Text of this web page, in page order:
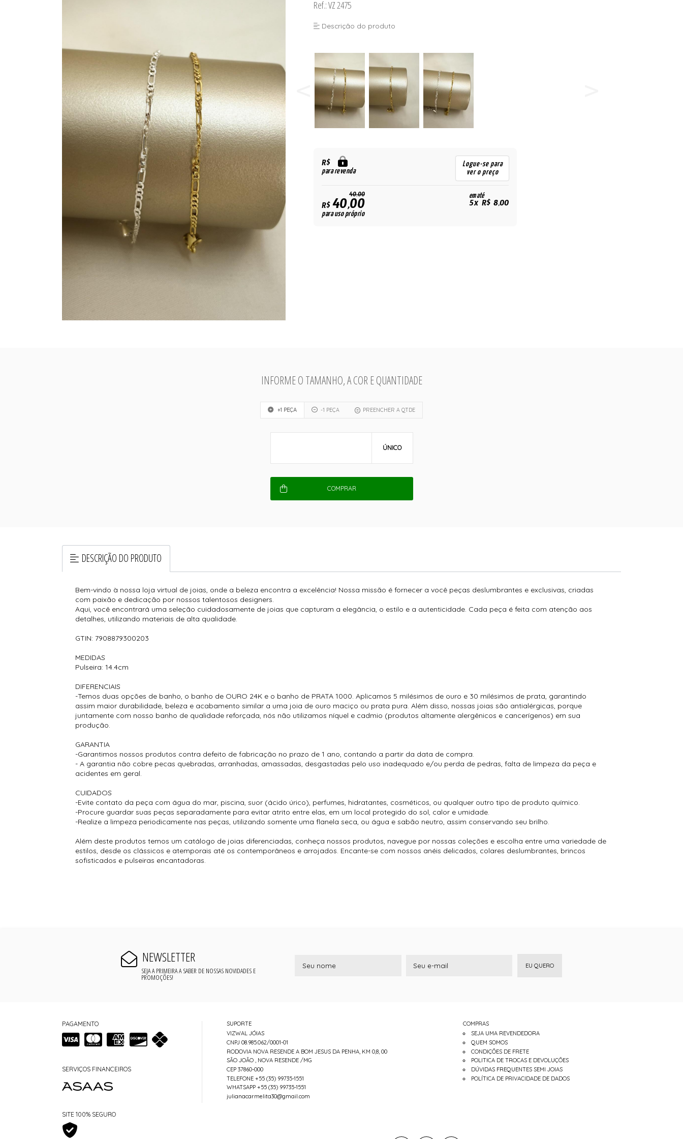
Ref.: VZ 2475
Descrição do produto
R$
para revenda
Logue-se para
ver o preço
40,00
R$40,00
para uso próprio
em até
5x R$ 8,00
INFORME O TAMANHO, A COR E QUANTIDADE
+1 PEÇA -1 PEÇA PREENCHER A QTDE
ÚNICO
COMPRAR
DESCRIÇÃO DO PRODUTO
Bem-vindo à nossa loja virtual de joias, onde a beleza encontra a excelência! Nossa missão é fornecer a você peças deslumbrantes e exclusivas, criadas
com paixão e dedicação por nossos talentosos designers.
Aqui, você encontrará uma seleção cuidadosamente de joias que capturam a elegância, o estilo e a autenticidade. Cada peça é feita com atenção aos
detalhes, utilizando materiais de alta qualidade.
GTIN: 7908879300203
MEDIDAS
Pulseira: 14.4cm
DIFERENCIAIS
-Temos duas opções de banho, o banho de OURO 24K e o banho de PRATA 1000. Aplicamos 5 milésimos de ouro e 30 milésimos de prata, garantindo
assim maior durabilidade, beleza e acabamento similar a uma joia de ouro maciço ou prata pura. Além disso, nossas joias são antialérgicas, porque
juntamente com nosso banho de qualidade reforçada, nós não utilizamos níquel e cadmio (produtos altamente alergênicos e cancerígenos) em sua
produção.
GARANTIA
-Garantimos nossos produtos contra defeito de fabricação no prazo de 1 ano, contando a partir da data de compra.
- A garantia não cobre pecas quebradas, arranhadas, amassadas, desgastadas pelo uso inadequado e/ou perda de pedras, falta de limpeza da peça e
acidentes em geral.
CUIDADOS
-Evite contato da peça com água do mar, piscina, suor (ácido úrico), perfumes, hidratantes, cosméticos, ou qualquer outro tipo de produto químico.
-Procure guardar suas peças separadamente para evitar atrito entre elas, em um local protegido do sol, calor e umidade.
-Realize a limpeza periodicamente nas peças, utilizando somente uma flanela seca, ou água e sabão neutro, assim conservando seu brilho.
Além deste produtos temos um catálogo de joias diferenciadas, conheça nossos produtos, navegue por nossas coleções e escolha entre uma variedade de
estilos, desde os clássicos e atemporais até os contemporâneos e arrojados. Encante-se com nossos anéis delicados, colares deslumbrantes, brincos
sofisticados e pulseiras encantadoras.
NEWSLETTER
SEJA A PRIMEIRA A SABER DE NOSSAS NOVIDADES E
PROMOÇÕES!
EU QUERO
PAGAMENTO
SERVIÇOS FINANCEIROS
SITE 100% SEGURO
SUPORTE
VIZWAL JÓIAS
CNPJ 08.985.062/0001-01
RODOVIA NOVA RESENDE A BOM JESUS DA PENHA, KM 0,8, 00
SÃO JOÃO , NOVA RESENDE /MG
CEP 37860-000
TELEFONE +55 (35) 99735-1551
WHATSAPP +55 (35) 99735-1551
julianacarmelita30@gmail.com
COMPRAS
SEJA UMA REVENDEDORA
QUEM SOMOS
CONDIÇÕES DE FRETE
POLITICA DE TROCAS E DEVOLUÇÕES
DÚVIDAS FREQUENTES SEMI JOIAS
POLÍTICA DE PRIVACIDADE DE DADOS